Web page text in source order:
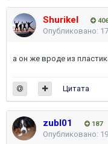
Shurikel
Опубликовано:
а он же вроде из
Цитата
zubl01 187
Опубликовано: